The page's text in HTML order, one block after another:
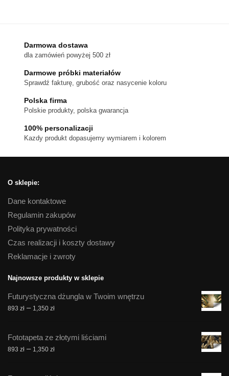
można
wybrać
na
produktu
Darmowa dostawa
dla zamówień powyżej 500 zł
Darmowe próbki materiałów
Sprawdź fakturę, grubość oraz nasycenie koloru
Polska firma
Polskie produkty, polska gwarancja
100% personalizacji
Kazdy produkt dopasujemy wymiarem i kolorem
O sklepie:
Dane kontaktowe
Regulamin zakupów
Polityka prywatności
Czas realizacji i koszty dostawy
Reklamacje i zwroty
Najnowsze produkty w sklepie
Futurystyczna dżungla w Twoim wnętrzu
893 zł – 1,350 złZakres
893 zł
do
Fototapeta ze złotymi liściami
893 zł – 1,350 złZakres